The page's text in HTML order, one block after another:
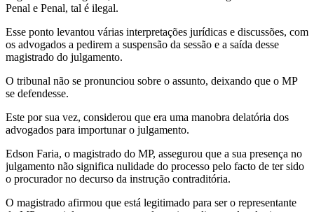
Penal e Penal, tal é ilegal.
Esse ponto levantou várias interpretações jurídicas e discussões, com
os advogados a pedirem a suspensão da sessão e a saída desse
magistrado do julgamento.
O tribunal não se pronunciou sobre o assunto, deixando que o MP
se defendesse.
Este por sua vez, considerou que era uma manobra delatória dos
advogados para importunar o julgamento.
Edson Faria, o magistrado do MP, assegurou que a sua presença no
julgamento não significa nulidade do processo pelo facto de ter sido
o procurador no decurso da instrução contraditória.
O magistrado afirmou que está legitimado para ser o representante